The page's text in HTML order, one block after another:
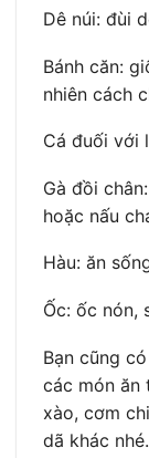
Dê núi: đùi
Bánh căn:
nhiên cách
Cá đuối với
Gà đồi
hoặc nấu
Hàu: ăn
Ốc: ốc nón,
Bạn cũng
các món ăn
xào, cơm
dã khác nhé.